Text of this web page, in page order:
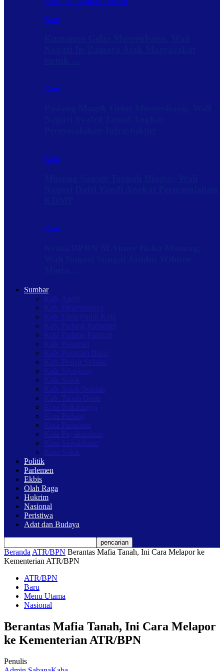
Baru
Baru
Baru
Baru
Sumbar
Kab. Agam
Kab. Dharmasraya
Kab. Lima Puluh Kota
Kab. Padang Pariaman
Kota Padang Panjang
Kab. Pasaman
Kab. Pasaman Barat
Kab. Pesisir Selatan
Kab. Sijunjung
Kab. Solok
Kab. Solok Selatan
Kab. Tanah Datar
Kota Bukittinggi
Kota Padang
Kota Pariaman
Kota Payakumbuh
Kota Sawahlunto
Kota Solok
Politik
Parlemen
Ekbis
Olah Raga
Hukrim
Nasional
Peristiwa
Adat dan Budaya
Beranda ATR/BPN Berantas Mafia Tanah, Ini Cara Melapor ke
Kementerian ATR/BPN
ATR/BPN
Baru
Menu Utama
Nasional
Berantas Mafia Tanah, Ini Cara Melapor
ke Kementerian ATR/BPN
Penulis